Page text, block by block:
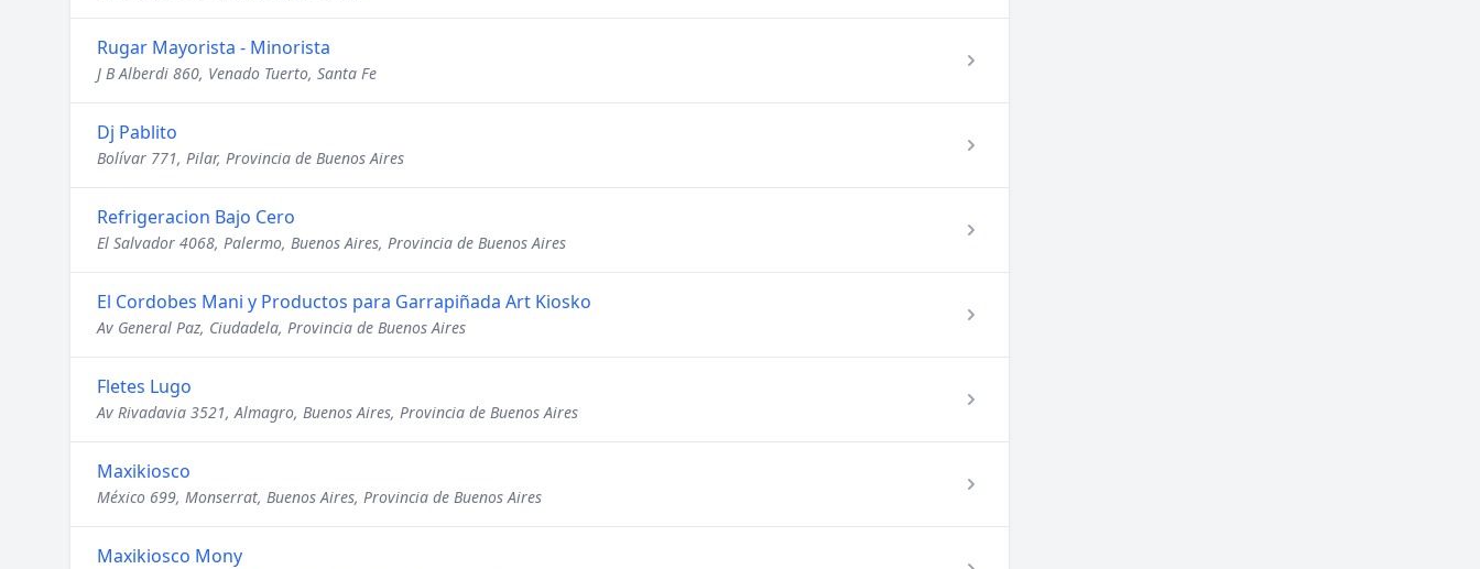
Rugar Mayorista - Minorista
J B Alberdi 860, Venado Tuerto, Santa Fe
Dj Pablito
Bolívar 771, Pilar, Provincia de Buenos Aires
Refrigeracion Bajo Cero
El Salvador 4068, Palermo, Buenos Aires, Provincia de Buenos Aires
El Cordobes Mani y Productos para Garrapiñada Art Kiosko
Av General Paz, Ciudadela, Provincia de Buenos Aires
Fletes Lugo
Av Rivadavia 3521, Almagro, Buenos Aires, Provincia de Buenos Aires
Maxikiosco
México 699, Monserrat, Buenos Aires, Provincia de Buenos Aires
Maxikiosco Mony